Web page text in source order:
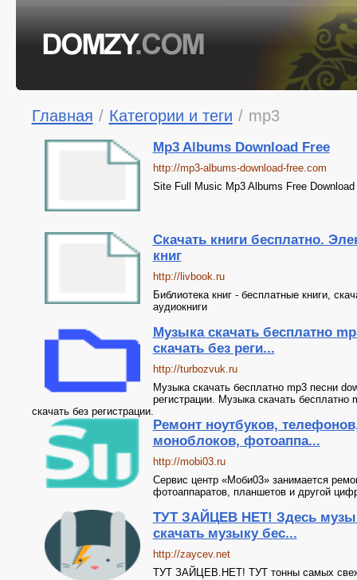
Главная / Категории и теги / mp3
Mp3 Albums Download Free
http://mp3-albums-download-free.com
Site Full Music Mp3 Albums Free Download
Скачать книги бесплатно.
книг
http://livbook.ru
Библиотека книг - бесплатные книги,
аудиокниги
Музыка скачать бесплатно
скачать без реги...
http://turbozvuk.ru
Музыка скачать бесплатно mp3 песни
регистрации. Музыка скачать бесплатно
скачать без регистрации.
Ремонт ноутбуков,
моноблоков, фотоаппа...
http://mobi03.ru
Сервис центр «Моби03» занимается
фотоаппаратов, планшетов и другой
ТУТ ЗАЙЦЕВ НЕТ! Здесь
скачать музыку бес...
http://zaycev.net
ТУТ ЗАЙЦЕВ.НЕТ! ТУТ тонны самых